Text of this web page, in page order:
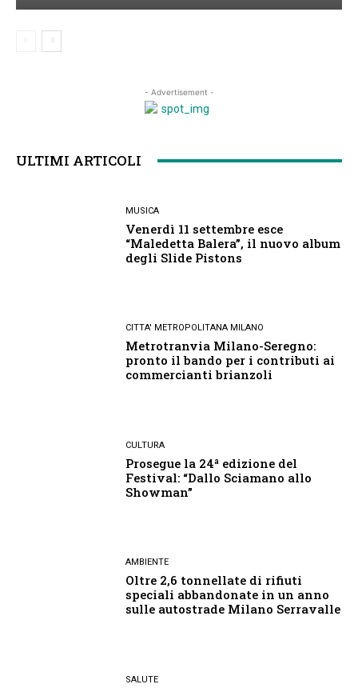
- Advertisement -
ULTIMI ARTICOLI
MUSICA
Venerdì 11 settembre esce
“Maledetta Balera”, il nuovo album
degli Slide Pistons
CITTA' METROPOLITANA MILANO
Metrotranvia Milano-Seregno:
pronto il bando per i contributi ai
commercianti brianzoli
CULTURA
Prosegue la 24ª edizione del
Festival: “Dallo Sciamano allo
Showman”
AMBIENTE
Oltre 2,6 tonnellate di rifiuti
speciali abbandonate in un anno
sulle autostrade Milano Serravalle
SALUTE